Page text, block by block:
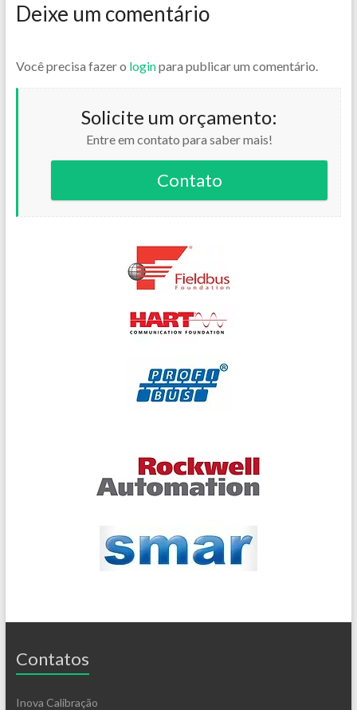
Deixe um comentário
Você precisa fazer o loginpara publicar um comentário.
Solicite um orçamento:
Entre em contato para saber mais!
Contato
Contatos
Inova Calibração